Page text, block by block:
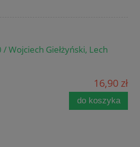
Wojciech Giełżyński, Lech
16,90 zł
do koszyka